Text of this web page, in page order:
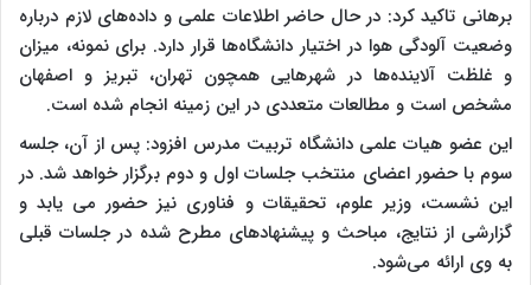
برهانی تاکید کرد: در حال حاضر اطلاعات علمی و داده‌های لازم درباره
وضعیت آلودگی هوا در اختیار دانشگاه‌ها قرار دارد. برای نمونه، میزان
و غلظت آلاینده‌ها در شهرهایی همچون تهران، تبریز و اصفهان
مشخص است و مطالعات متعددی در این زمینه انجام شده است.
این عضو هیات علمی دانشگاه تربیت مدرس افزود: پس از آن، جلسه
سوم با حضور اعضای منتخب جلسات اول و دوم برگزار خواهد شد. در
این نشست، وزیر علوم، تحقیقات و فناوری نیز حضور می یابد و
گزارشی از نتایج، مباحث و پیشنهادهای مطرح شده در جلسات قبلی
به وی ارائه می‌شود.